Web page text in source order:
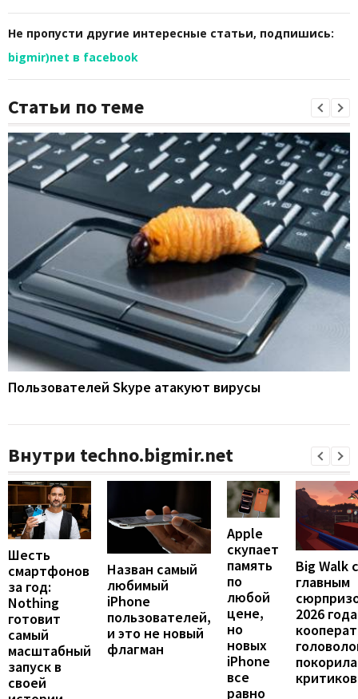
Не пропусти другие интересные статьи, подпишись:
bigmir)net в facebook
Статьи по теме
Пользователей Skype атакуют вирусы
Внутри techno.bigmir.net
Шесть
смартфонов
за год:
Nothing
готовит
самый
масштабный
запуск в
своей
Назван самый
любимый
iPhone
пользователей,
и это не новый
флагман
Apple
скупает
память
по
любой
цене,
но
новых
iPhone
все
равно
Big Walk
главным
2026
покорила
критиков